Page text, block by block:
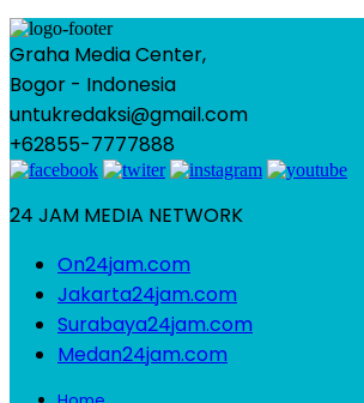
Graha Media Center,
Bogor - Indonesia
untukredaksi@gmail.com
+62855-7777888
24 JAM MEDIA NETWORK
On24jam.com
Jakarta24jam.com
Surabaya24jam.com
Medan24jam.com